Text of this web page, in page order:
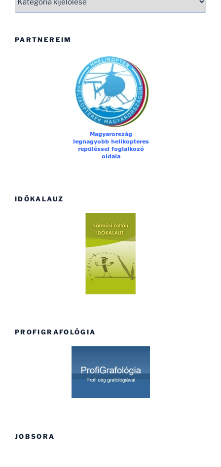
PARTNEREIM
IDŐKALAUZ
PROFIGRAFOLÓGIA
JOBSORA